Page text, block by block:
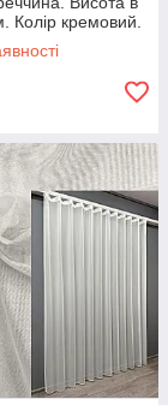
Колір кремовий.
тюль з